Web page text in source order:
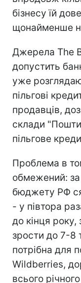
бізнесу їй
щонайменше
Джерела The
допустить
уже
пільгові
продавців,
склади "Пошти
пільгове
Проблема в
обмежений: за
бюджету РФ
- у півтора
до кінця
зрости до 7-8
потрібна для
Wildberries,
всього